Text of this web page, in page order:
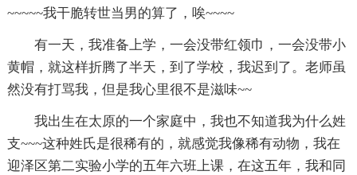
~~~~~我干脆转世当男的算了，唉~~~~
有一天，我准备上学，一会没带红领巾，一会没带小
黄帽，就这样折腾了半天，到了学校，我迟到了。老师虽
然没有打骂我，但是我心里很不是滋味~~
我出生在太原的一个家庭中，我也不知道我为什么姓
支~~~这种姓氏是很稀有的，就感觉我像稀有动物，我在
迎泽区第二实验小学的五年六班上课，在这五年，我和同